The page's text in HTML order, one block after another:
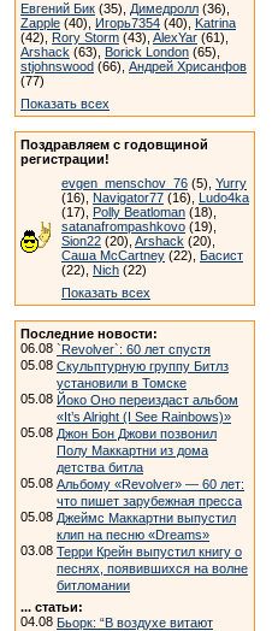
Евгений Бик (35), Димедролл (36),
Zapple (40), Игорь7354 (40), Katrina
(42), Rory Storm (43), AlexYar (61),
Arshack (63), Borick London (65),
stjohnswood (66), Андрей Хрисанфов
(77)
Показать всех
Поздравляем с годовщиной
регистрации!
evgen_menschov_76 (5), Yurry
(16), Navigator77 (16), Ludo4ka
(17), Polly Beatloman (18),
satanafrompashkovo (19),
Sion22 (20), Arshack (20),
Саша McCartney (22), Басист
(22), Nich (22)
Показать всех
Последние новости:
06.08 `Revolver`: 60 лет спустя
05.08 Скульптурную группу Битлз
установили в Томске
05.08 Йоко Оно переиздаст альбом
«It’s Alright (I See Rainbows)»
05.08 Джон Бон Джови позвонил
Полу Маккартни из дома
детства битла
05.08 Альбому «Revolver» — 60 лет:
что пишет зарубежная пресса
05.08 Джеймс Маккартни выпустил
клип на песню «Dreams»
03.08 Терри Крейн выпустил книгу о
песнях, появившихся на волне
битломании
... статьи:
04.08 Бьорк: “В воздухе витают